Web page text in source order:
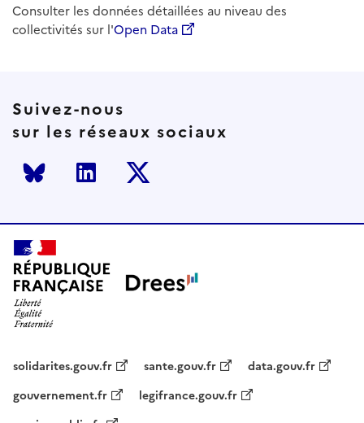
Consulter les données détaillées au niveau des
collectivités sur l'Open Data
Suivez-nous
sur les réseaux sociaux
Bluesky LinkedInTwitter
solidarites.gouv.fr sante.gouv.fr
data.gouv.fr
gouvernement.fr
legifrance.gouv.fr